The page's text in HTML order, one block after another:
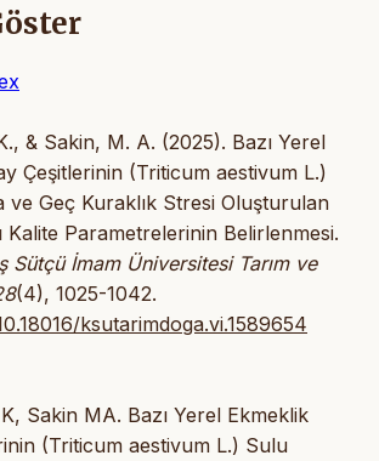
& Sakin, M. A. (2025). Bazı Yerel
Çeşitlerinin (Triticum aestivum L.)
ve Geç Kuraklık Stresi Oluşturulan
Kalite Parametrelerinin Belirlenmesi.
Sütçü İmam Üniversitesi Tarım ve
(4), 1025-1042.
ksutarimdoga.vi.1589654
Sakin MA. Bazı Yerel Ekmeklik
(Triticum aestivum L.) Sulu